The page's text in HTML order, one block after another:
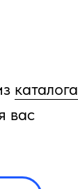
каталога
вас